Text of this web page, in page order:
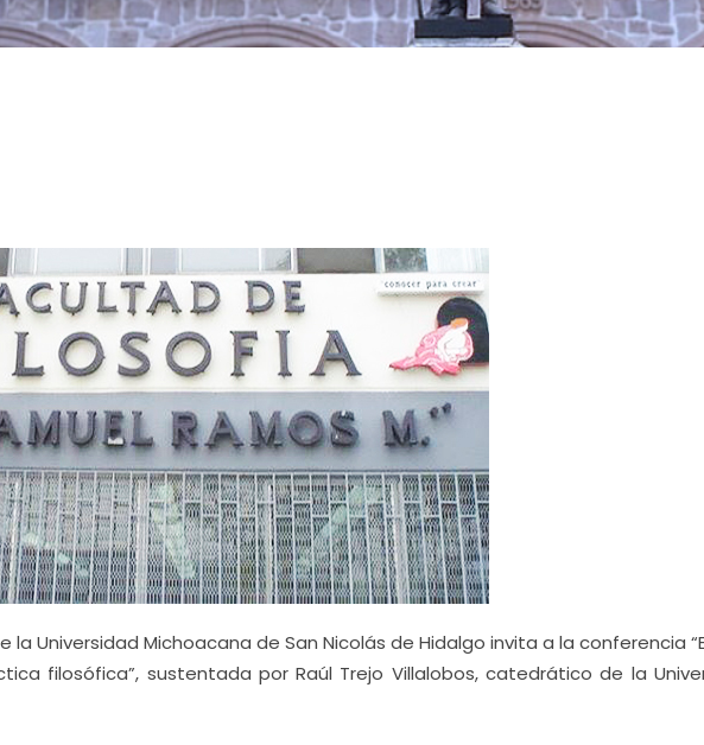
la Universidad Michoacana de San Nicolás de Hidalgo invita a la conferencia
filosófica”, sustentada por Raúl Trejo Villalobos, catedrático de la